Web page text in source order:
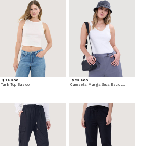
$ 29.900
Tank Top Basico
$ 29.900